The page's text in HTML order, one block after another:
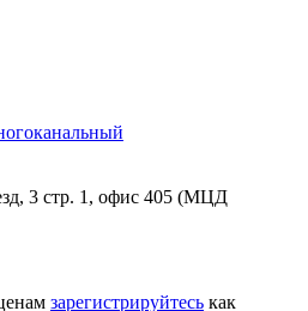
3 стр. 1, офис 405 (МЦД
зарегистрируйтесь как